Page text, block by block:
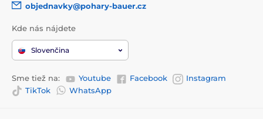
objednavky@pohary-bauer.cz
Kde nás nájdete
Slovenčina
Sme tiež na: Youtube Facebook
Instagram
TikTok
WhatsApp